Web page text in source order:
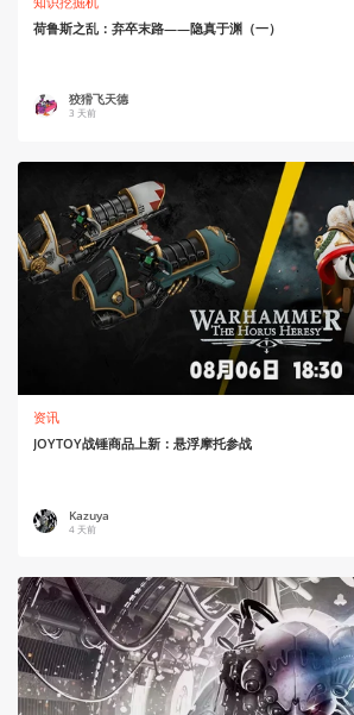
荷鲁斯之乱：弃卒末路——隐真于渊（一）
狡猾飞天德
3 天前
资讯
JOYTOY战锤商品上新：悬浮摩托参战
Kazuya
4 天前